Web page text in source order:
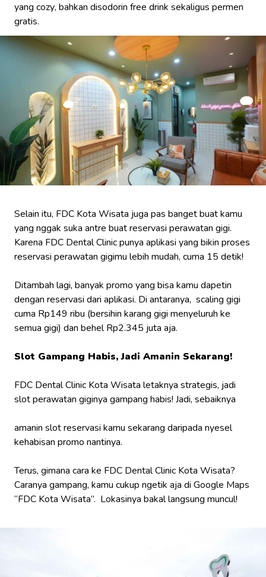
yang cozy, bahkan disodorin free drink sekaligus permen
gratis.
Selain itu, FDC Kota Wisata juga pas banget buat kamu
yang nggak suka antre buat reservasi perawatan gigi.
Karena FDC Dental Clinic punya aplikasi yang bikin proses
reservasi perawatan gigimu lebih mudah, cuma 15 detik!
Ditambah lagi, banyak promo yang bisa kamu dapetin
dengan reservasi dari aplikasi. Di antaranya, scaling gigi
cuma Rp149 ribu (bersihin karang gigi menyeluruh ke
semua gigi) dan behel Rp2.345 juta aja.
Slot Gampang Habis, Jadi Amanin Sekarang!
FDC Dental Clinic Kota Wisata letaknya strategis, jadi
slot perawatan giginya gampang habis! Jadi, sebaiknya
amanin slot reservasi kamu sekarang daripada nyesel
kehabisan promo nantinya.
Terus, gimana cara ke FDC Dental Clinic Kota Wisata?
Caranya gampang, kamu cukup ngetik aja di Google Maps
“FDC Kota Wisata”. Lokasinya bakal langsung muncul!